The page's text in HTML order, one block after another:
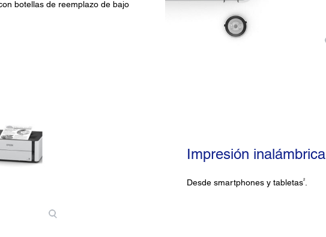
botellas de reemplazo de bajo
Impresión inalámbrica
Desde smartphones y tabletas2.